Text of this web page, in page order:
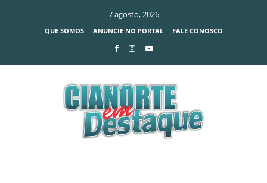
7 agosto, 2026
QUE SOMOS ANUNCIE NO PORTAL FALE CONOSCO